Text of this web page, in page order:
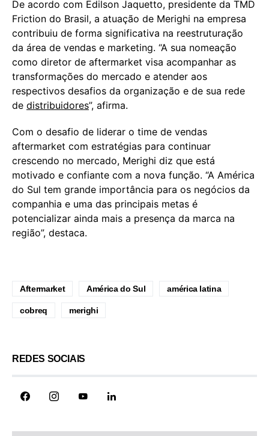
De acordo com Edilson Jaquetto, presidente da TMD
Friction do Brasil, a atuação de Merighi na empresa
contribuiu de forma significativa na reestruturação
da área de vendas e marketing. “A sua nomeação
como diretor de aftermarket visa acompanhar as
transformações do mercado e atender aos
respectivos desafios da organização e de sua rede
de distribuidores”, afirma.
Com o desafio de liderar o time de vendas
aftermarket com estratégias para continuar
crescendo no mercado, Merighi diz que está
motivado e confiante com a nova função. “A América
do Sul tem grande importância para os negócios da
companhia e uma das principais metas é
potencializar ainda mais a presença da marca na
região”, destaca.
Aftermarket América do Sul américa latina
cobreq merighi
REDES SOCIAIS